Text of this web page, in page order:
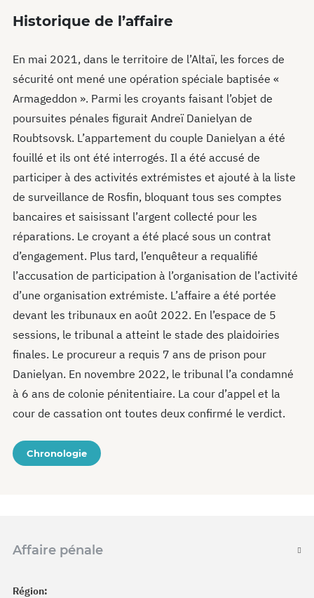
Historique de l’affaire
En mai 2021, dans le territoire de l’Altaï, les forces de
sécurité ont mené une opération spéciale baptisée «
Armageddon ». Parmi les croyants faisant l’objet de
poursuites pénales figurait Andreï Danielyan de
Roubtsovsk. L’appartement du couple Danielyan a été
fouillé et ils ont été interrogés. Il a été accusé de
participer à des activités extrémistes et ajouté à la liste
de surveillance de Rosfin, bloquant tous ses comptes
bancaires et saisissant l’argent collecté pour les
réparations. Le croyant a été placé sous un contrat
d’engagement. Plus tard, l’enquêteur a requalifié
l’accusation de participation à l’organisation de l’activité
d’une organisation extrémiste. L’affaire a été portée
devant les tribunaux en août 2022. En l’espace de 5
sessions, le tribunal a atteint le stade des plaidoiries
finales. Le procureur a requis 7 ans de prison pour
Danielyan. En novembre 2022, le tribunal l’a condamné
à 6 ans de colonie pénitentiaire. La cour d’appel et la
cour de cassation ont toutes deux confirmé le verdict.
Chronologie
Affaire pénale
Région: